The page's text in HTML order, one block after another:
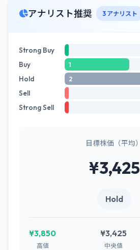
アナリスト推奨 3 アナリスト
Strong Buy
Buy 1
Hold 2
Sell
Strong Sell
目標株価（平均）
¥3,425
Hold
¥3,850
高値
¥3,425
中央値